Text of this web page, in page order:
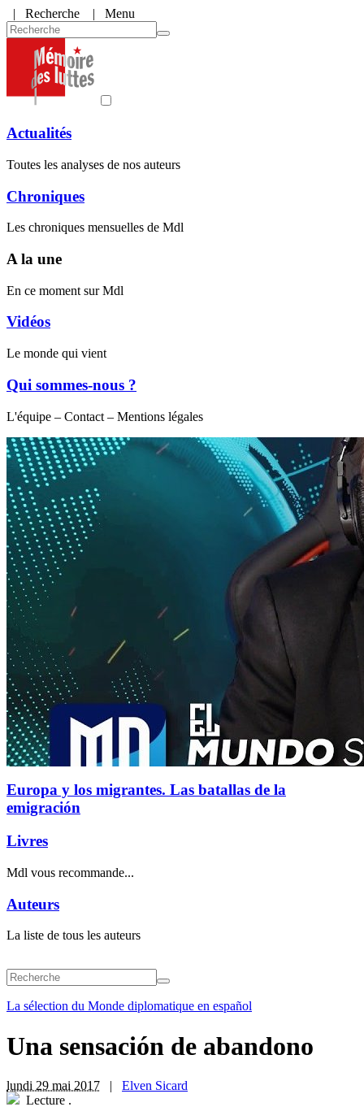
| Recherche | Menu
Actualités
Toutes les analyses de nos auteurs
Chroniques
Les chroniques mensuelles de Mdl
A la une
En ce moment sur Mdl
Vidéos
Le monde qui vient
Qui sommes-nous ?
L'équipe – Contact – Mentions légales
Europa y los migrantes. Las batallas de la
emigración
Livres
Mdl vous recommande...
Auteurs
La liste de tous les auteurs
La sélection du Monde diplomatique en español
Una sensación de abandono
lundi 29 mai 2017 | Elven Sicard
Lecture .